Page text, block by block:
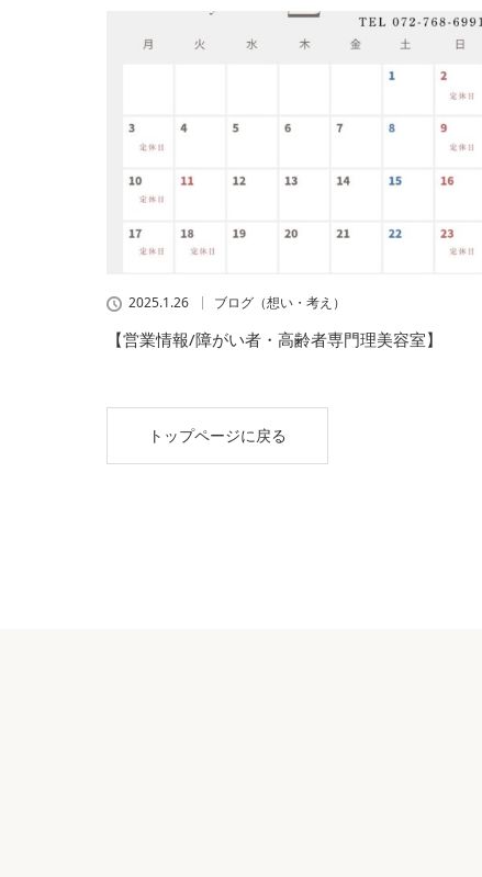
2025.1.26 ブログ（想い・考え）
【営業情報/障がい者・高齢者専門理美容室】
トップページに戻る